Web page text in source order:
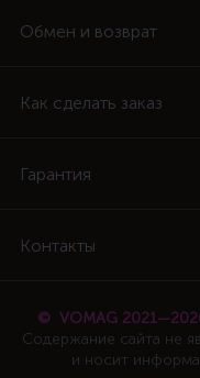
Обмен и возврат
Как сделать заказ
Гарантия
Контакты
© VOMAG
Содержание сайта не
и носит